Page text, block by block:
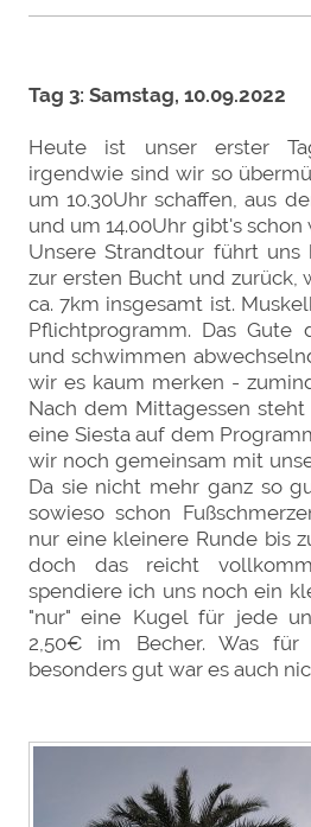
Tag 3: Samstag, 10.09.2022
Heute ist unser erster
irgendwie sind wir so
um 10.30Uhr schaffen, aus
und um 14.00Uhr gibt's schon
Unsere Strandtour führt
zur ersten Bucht und zurück,
ca. 7km insgesamt ist.
Pflichtprogramm. Das Gute
und schwimmen
wir es kaum merken -
Nach dem Mittagessen
eine Siesta auf dem
wir noch gemeinsam mit
Da sie nicht mehr ganz so
sowieso schon
nur eine kleinere Runde bis
doch das reicht
spendiere ich uns noch ein
"nur" eine Kugel für jede
2,50€ im Becher. Was für
besonders gut war es auch